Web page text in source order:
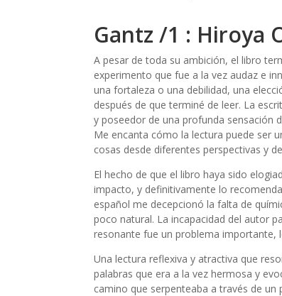
Gantz /1 : Hiroya
A pesar de toda su ambición, el libro
experimento que fue a la vez audaz e
una fortaleza o una debilidad, una
después de que terminé de leer. La
y poseedor de una profunda sensación
Me encanta cómo la lectura puede ser
cosas desde diferentes perspectivas y
El hecho de que el libro haya sido
impacto, y definitivamente lo
español me decepcionó la falta de
poco natural. La incapacidad del autor
resonante fue un problema importante,
Una lectura reflexiva y atractiva que
palabras que era a la vez hermosa y
camino que serpenteaba a través de un